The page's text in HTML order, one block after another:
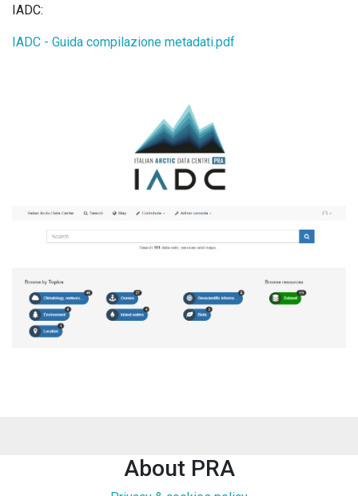
IADC:
IADC - Guida compilazione metadati.pdf
About PRA